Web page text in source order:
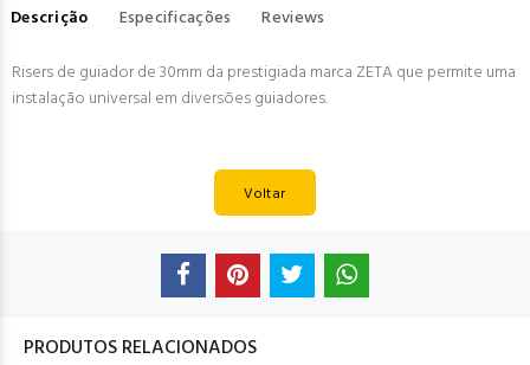
Descrição
Especificações
Reviews
Risers de guiador de 30mm da prestigiada marca ZETA que permite uma
instalação universal em diversões guiadores.
Voltar
PRODUTOS RELACIONADOS